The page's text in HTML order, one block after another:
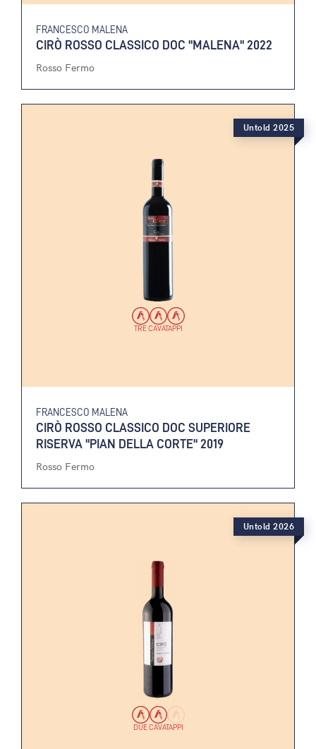
FRANCESCO MALENA
CIRÒ ROSSO CLASSICO DOC "MALENA" 2022
Rosso Fermo
TRE CAVATAPPI
FRANCESCO MALENA
CIRÒ ROSSO CLASSICO DOC SUPERIORE
RISERVA "PIAN DELLA CORTE" 2019
Rosso Fermo
Untold 2025
DUE CAVATAPPI
Untold 2026